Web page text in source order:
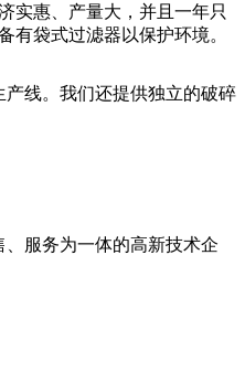
实惠、产量大，并且一年只
有袋式过滤器以保护环境。
线。我们还提供独立的破碎
服务为一体的高新技术企